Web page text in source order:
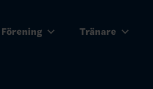
Förening Tränare